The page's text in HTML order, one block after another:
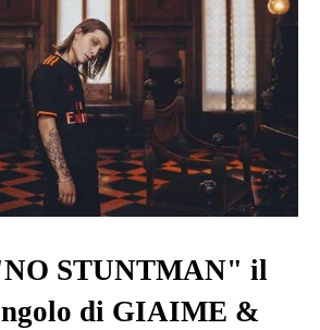
STUNTMAN" il
di GIAIME &